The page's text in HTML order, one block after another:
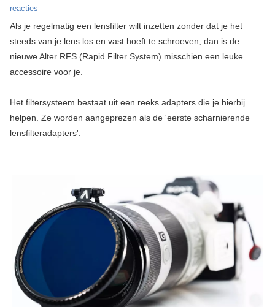
reacties
Als je regelmatig een lensfilter wilt inzetten zonder dat je het
steeds van je lens los en vast hoeft te schroeven, dan is de
nieuwe Alter RFS (Rapid Filter System) misschien een leuke
accessoire voor je.
Het filtersysteem bestaat uit een reeks adapters die je hierbij
helpen. Ze worden aangeprezen als de 'eerste scharnierende
lensfilteradapters'.